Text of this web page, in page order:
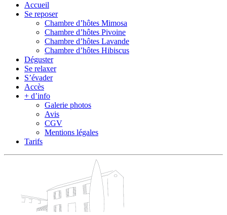
Accueil
Se reposer
Chambre d’hôtes Mimosa
Chambre d’hôtes Pivoine
Chambre d’hôtes Lavande
Chambre d’hôtes Hibiscus
Déguster
Se relaxer
S’évader
Accès
+ d’info
Galerie photos
Avis
CGV
Mentions légales
Tarifs